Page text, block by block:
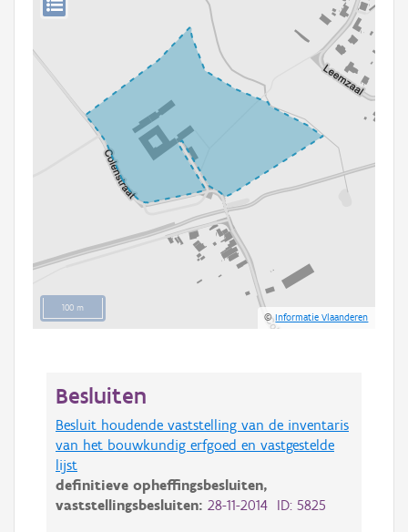
100 m
©Informatie Vlaanderen
Besluiten
Besluit houdende vaststelling van de inventaris
van het bouwkundig erfgoed en vastgestelde
lijst
definitieve opheffingsbesluiten,
vaststellingsbesluiten: 28-11-2014 ID: 5825